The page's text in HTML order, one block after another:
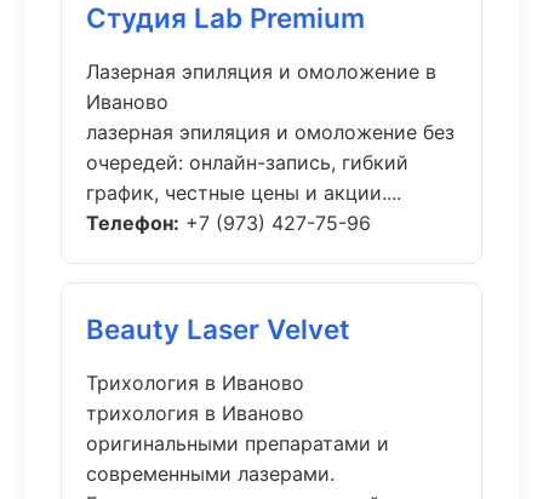
Студия Lab Premium
Лазерная эпиляция и омоложение в
Иваново
лазерная эпиляция и омоложение без
очередей: онлайн-запись, гибкий
график, честные цены и акции....
Телефон: +7 (973) 427-75-96
Beauty Laser Velvet
Трихология в Иваново
трихология в Иваново
оригинальными препаратами и
современными лазерами.